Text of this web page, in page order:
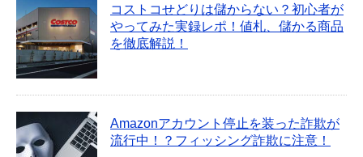
コストコせどりは儲からない？初心者が
やってみた実録レポ！値札、儲かる商品
を徹底解説！
Amazonアカウント停止を装った詐欺が
流行中！？フィッシング詐欺に注意！